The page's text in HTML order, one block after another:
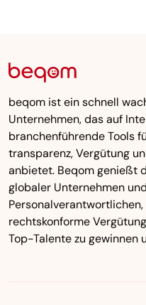
beqom ist ein schnell
Unternehmen, das auf
branchenführende Tools
transparenz, Vergütung
anbietet. Beqom genießt
globaler Unternehmen
rechtskonforme
Top-Talente zu gewinnen